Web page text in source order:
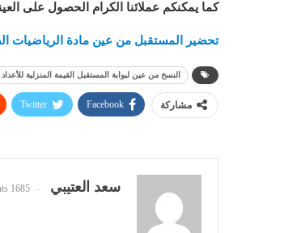
كما يمكنكم عملائنا الكرام الحصول على
تحضير المستقبل من عين مادة الرياضيات الصف
النسخ من عين لبوابة المستقبل القيمة المنزلية للأعداد حتى 100 مادة الرياضيات الصف الثاني الابتدائي الفصل الدراسي
مشاركة Facebook
Twitter
سعد العتيبي 1685 Posts